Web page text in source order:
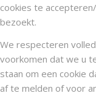
cookies te
bezoekt.
We respecteren
voorkomen dat we u
staan om een cookie
af te melden of voor